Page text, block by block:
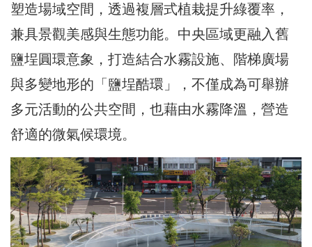
塑造場域空間，透過複層式植栽提升綠覆率，
兼具景觀美感與生態功能。中央區域更融入舊
鹽埕圓環意象，打造結合水霧設施、階梯廣場
與多變地形的「鹽埕酷環」，不僅成為可舉辦
多元活動的公共空間，也藉由水霧降溫，營造
舒適的微氣候環境。